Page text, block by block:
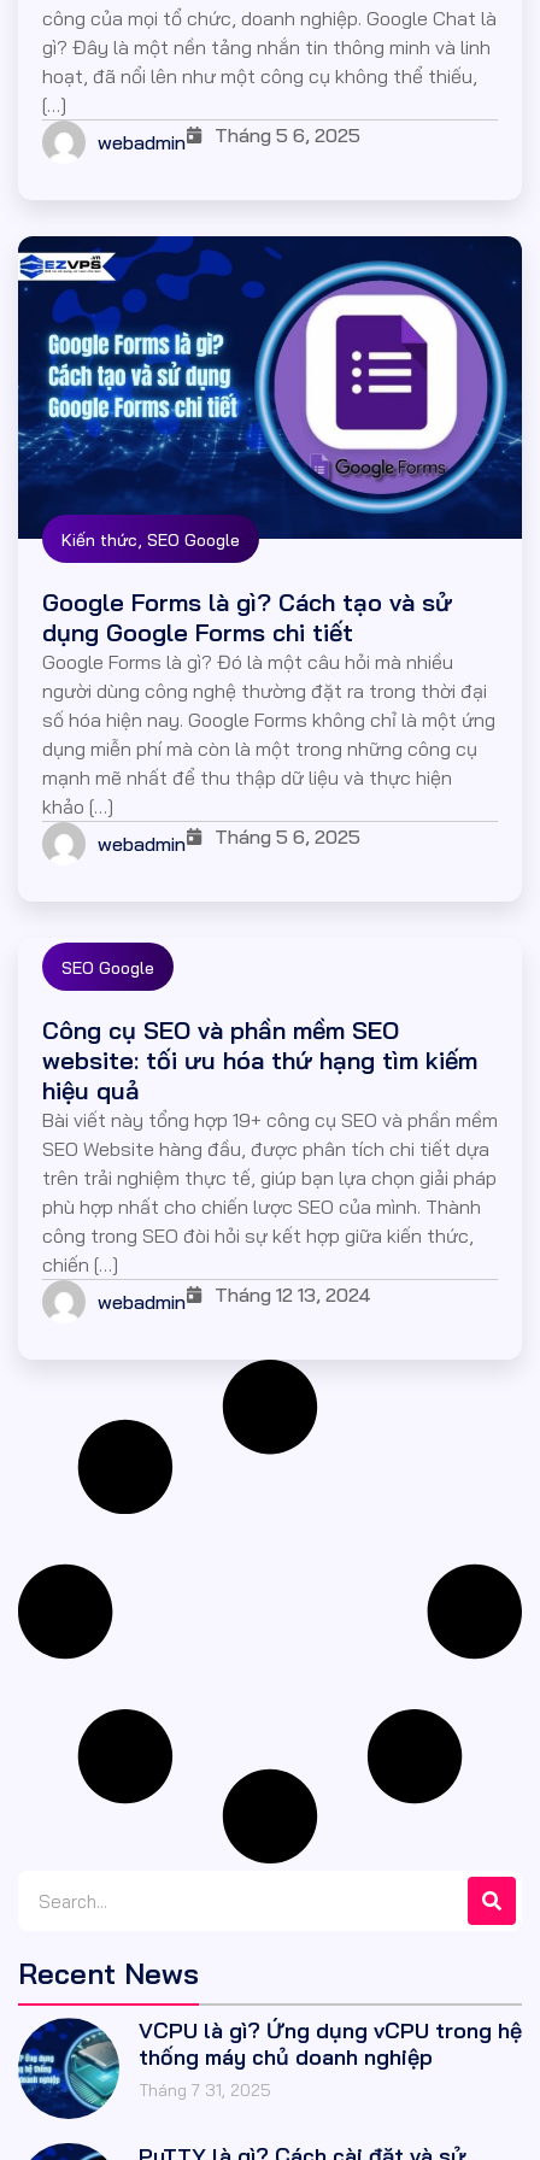
công của mọi tổ chức, doanh nghiệp. Google Chat là
gì? Đây là một nền tảng nhắn tin thông minh và linh
hoạt, đã nổi lên như một công cụ không thể thiếu,
[…]
webadmin
Tháng 5 6, 2025
Kiến thức, SEO Google
Google Forms là gì? Cách tạo và sử
dụng Google Forms chi tiết
Google Forms là gì? Đó là một câu hỏi mà nhiều
người dùng công nghệ thường đặt ra trong thời đại
số hóa hiện nay. Google Forms không chỉ là một ứng
dụng miễn phí mà còn là một trong những công cụ
mạnh mẽ nhất để thu thập dữ liệu và thực hiện
khảo […]
webadmin
Tháng 5 6, 2025
SEO Google
Công cụ SEO và phần mềm SEO
website: tối ưu hóa thứ hạng tìm kiếm
hiệu quả
Bài viết này tổng hợp 19+ công cụ SEO và phần mềm
SEO Website hàng đầu, được phân tích chi tiết dựa
trên trải nghiệm thực tế, giúp bạn lựa chọn giải pháp
phù hợp nhất cho chiến lược SEO của mình. Thành
công trong SEO đòi hỏi sự kết hợp giữa kiến thức,
chiến […]
webadmin
Tháng 12 13, 2024
Recent News
VCPU là gì? Ứng dụng vCPU trong hệ
thống máy chủ doanh nghiệp
Tháng 7 31, 2025